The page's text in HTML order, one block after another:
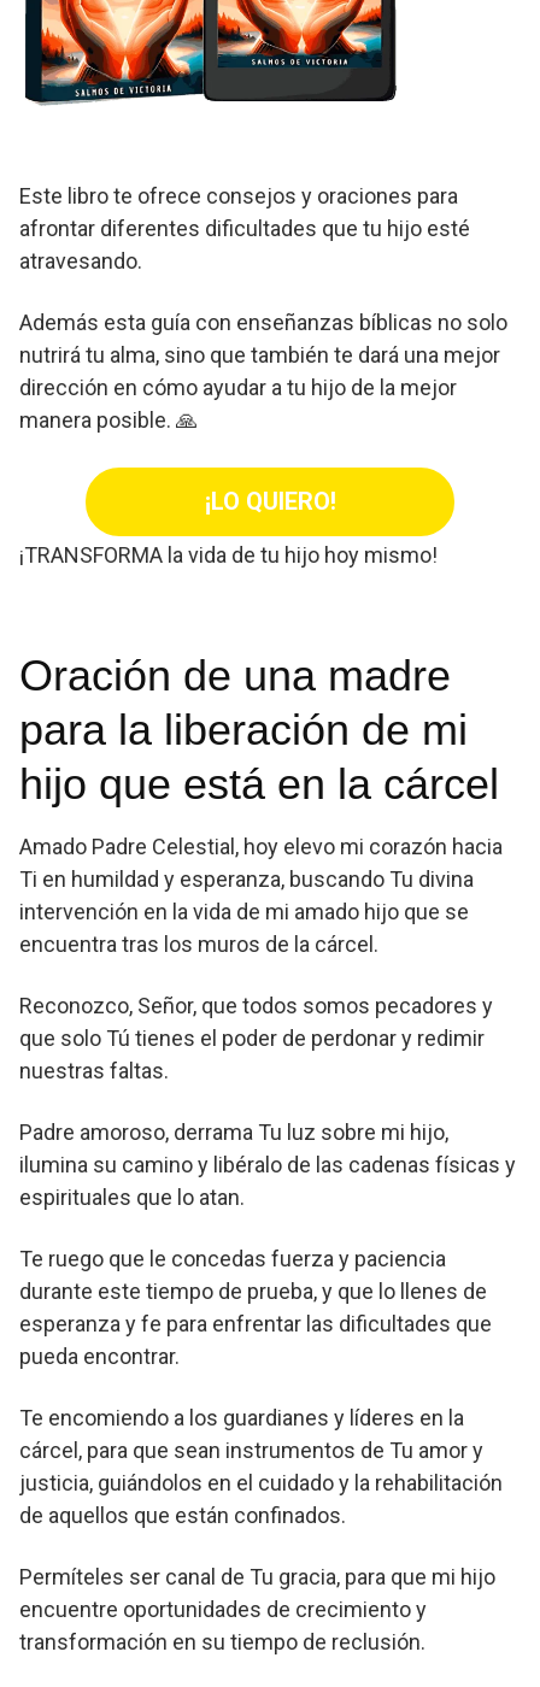
Este libro te ofrece consejos y oraciones para
afrontar diferentes dificultades que tu hijo esté
atravesando.
Además esta guía con enseñanzas bíblicas no solo
nutrirá tu alma, sino que también te dará una mejor
dirección en cómo ayudar a tu hijo de la mejor
manera posible. 🙏
¡LO QUIERO!
¡TRANSFORMA la vida de tu hijo hoy mismo!
Oración de una madre
para la liberación de mi
hijo que está en la cárcel
Amado Padre Celestial, hoy elevo mi corazón hacia
Ti en humildad y esperanza, buscando Tu divina
intervención en la vida de mi amado hijo que se
encuentra tras los muros de la cárcel.
Reconozco, Señor, que todos somos pecadores y
que solo Tú tienes el poder de perdonar y redimir
nuestras faltas.
Padre amoroso, derrama Tu luz sobre mi hijo,
ilumina su camino y libéralo de las cadenas físicas y
espirituales que lo atan.
Te ruego que le concedas fuerza y paciencia
durante este tiempo de prueba, y que lo llenes de
esperanza y fe para enfrentar las dificultades que
pueda encontrar.
Te encomiendo a los guardianes y líderes en la
cárcel, para que sean instrumentos de Tu amor y
justicia, guiándolos en el cuidado y la rehabilitación
de aquellos que están confinados.
Permíteles ser canal de Tu gracia, para que mi hijo
encuentre oportunidades de crecimiento y
transformación en su tiempo de reclusión.